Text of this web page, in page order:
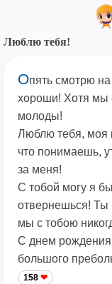
Люблю тебя!
Опять смотрю
хороши! Хотя мы
молоды!
Люблю тебя, моя
что понимаешь,
за меня!
С тобой могу я
отвернешься! Ты
мы с тобою
С днем рождения
большого
158